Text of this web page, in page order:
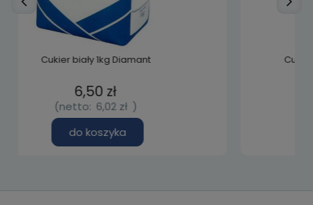
Cukier biały saszetki (200x5g) Diamant